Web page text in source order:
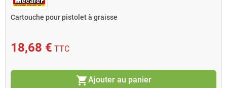
Cartouche pour pistolet à graisse
18,68 € TTC
shopping_cartAjouter au panier